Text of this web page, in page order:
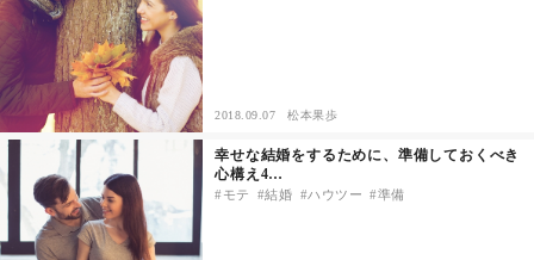
出会い
合コン・街コン
マッチングアプリ
結婚相談所
2018.09.07 松本果歩
幸せな結婚をするために、準備しておくべき
心構え4…
モテ 結婚 ハウツー 準備